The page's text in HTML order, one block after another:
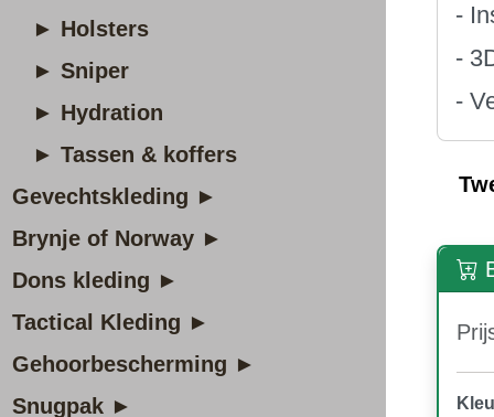
► Holsters
► Sniper
► Hydration
► Tassen & koffers
Gevechtskleding ►
Brynje of Norway ►
Dons kleding ►
Tactical Kleding ►
Gehoorbescherming ►
Snugpak ►
-
-
-